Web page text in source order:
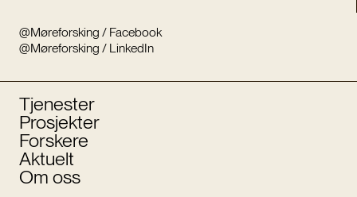
@Møreforsking / Facebook
@Møreforsking / LinkedIn
Tjenester
Prosjekter
Forskere
Aktuelt
Om oss